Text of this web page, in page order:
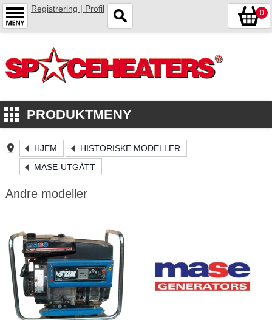
Registrering | Profil 0
PRODUKTMENY
HJEM
HISTORISKE MODELLER
MASE-UTGÅTT
Andre modeller